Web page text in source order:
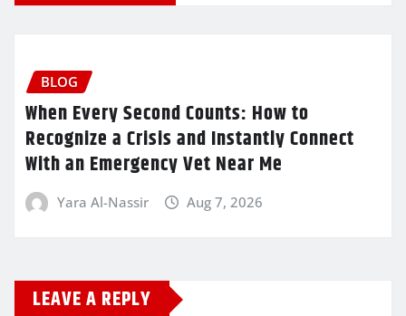
BLOG
When Every Second Counts: How to
Recognize a Crisis and Instantly Connect
With an Emergency Vet Near Me
Yara Al-Nassir Aug 7, 2026
LEAVE A REPLY